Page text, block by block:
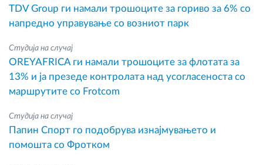
TDV Group ги намали трошоците за гориво за 6% со
напредно управување со возниот парк
Студија на случај
OREYAFRICA ги намали трошоците за флотата за
13% и ја презеде контролата над усогласеноста со
маршрутите со Frotcom
Студија на случај
Папин Спорт го подобрува изнајмувањето и
помошта со Фротком